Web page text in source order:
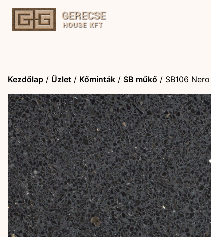
Kezdőlap / Üzlet / Kőminták / SB műkő / SB106 Nero